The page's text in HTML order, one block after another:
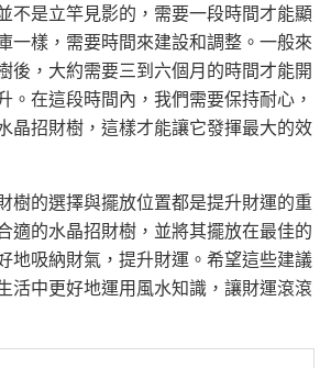
不是立竿見影的，需要一段時間才能顯
一樣，需要時間來建設和調整。一般來
後，大約需要三到六個月的時間才能開
。在這段時間內，我們需要保持耐心，
晶招財樹，這樣才能讓它發揮最大的效
樹的選擇與擺放位置都是提升財運的重
適的水晶招財樹，並將其擺放在最佳的
地吸納財氣，提升財運。希望這些建議
活中更好地運用風水知識，讓財運滾滾